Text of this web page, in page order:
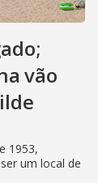
vão
1953,
um local de